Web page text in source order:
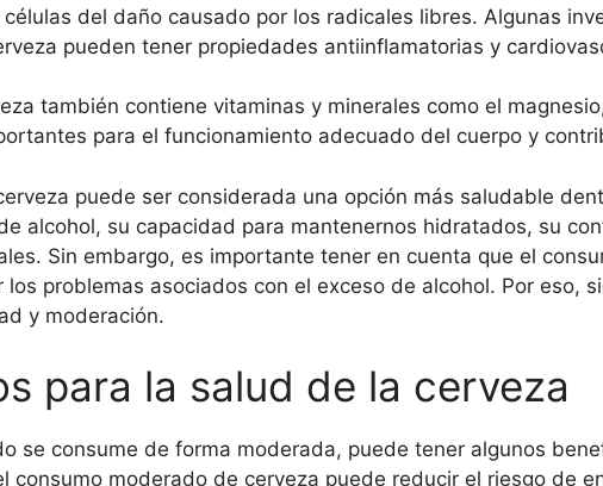
del daño causado por los radicales libres. Algunas
pueden tener propiedades antiinflamatorias y
también contiene vitaminas y minerales como el
para el funcionamiento adecuado del cuerpo y
puede ser considerada una opción más saludable
alcohol, su capacidad para mantenernos hidratados, su
Sin embargo, es importante tener en cuenta que el
los problemas asociados con el exceso de alcohol. Por eso,
y moderación.
para la salud de la cerveza
se consume de forma moderada, puede tener algunos
consumo moderado de cerveza puede reducir el riesgo de